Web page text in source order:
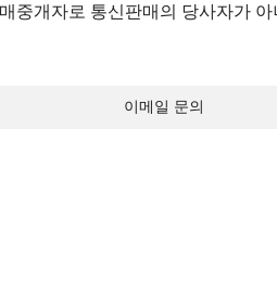
개자로 통신판매의 당사자가
이메일 문의